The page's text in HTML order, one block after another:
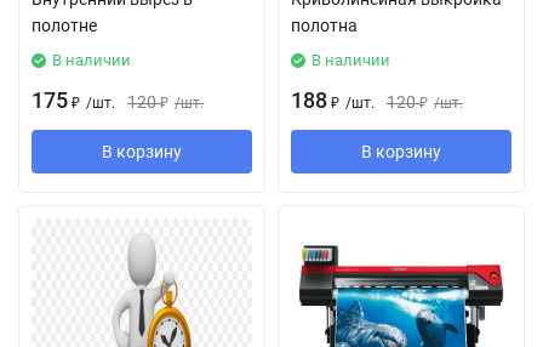
полотне
В наличии
175 ₽ /шт. 120 ₽ /шт.
В корзину
полотна
В наличии
188 ₽ /шт. 120 ₽ /шт.
В корзину